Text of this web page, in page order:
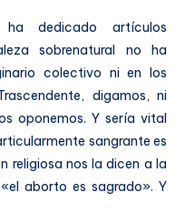
dedicado artículos
sobrenatural no ha
colectivo ni en los
digamos, ni
oponemos. Y sería vital
sangrante es
religiosa nos la dicen a la
aborto es sagrado». Y